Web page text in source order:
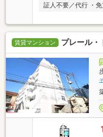
証人不要／代行 ・
賃貸マンション プレール・